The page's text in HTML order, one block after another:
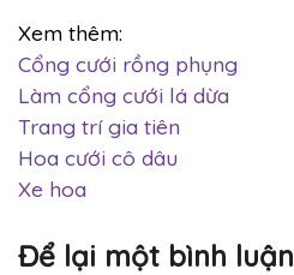
Xem thêm:
Cổng cưới rồng phụng
Làm cổng cưới lá dừa
Trang trí gia tiên
Hoa cưới cô dâu
Xe hoa
Để lại một bình luận